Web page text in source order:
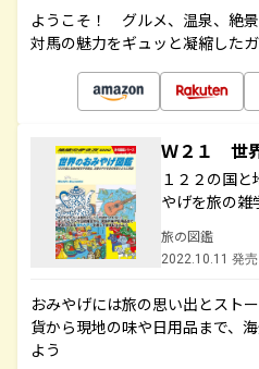
ようこそ！ グルメ、温泉、絶
対馬の魅力をギュッと凝縮した
Ｗ２１ 世
１２２の国
やげを旅の雑
旅の図鑑
2022.10.11 発売
おみやげには旅の思い出とスト
貨から現地の味や日用品まで、
よう